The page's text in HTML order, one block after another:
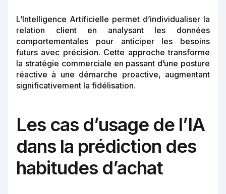
L’Intelligence Artificielle permet d’individualiser la
relation client en analysant les données
comportementales pour anticiper les besoins
futurs avec précision. Cette approche transforme
la stratégie commerciale en passant d’une posture
réactive à une démarche proactive, augmentant
significativement la fidélisation.
Les cas d’usage de l’IA
dans la prédiction des
habitudes d’achat